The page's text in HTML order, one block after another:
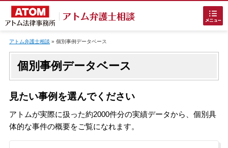
ホームに戻る
アトム弁護士相談 » 個別事例データベース
個別事例データベース
見たい事例を選んでください
アトムが実際に扱った約2000件分の実績データから、個別具
体的な事件の概要をご覧になれます。